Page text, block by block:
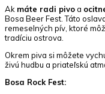
Ak máte radi pivoa
Bosa Beer Fest. Táto
remeselných pív, ktoré
tradíciu ostrova.
Okrem piva si môžete
živú hudbu a priateľskú
Bosa Rock Fest: